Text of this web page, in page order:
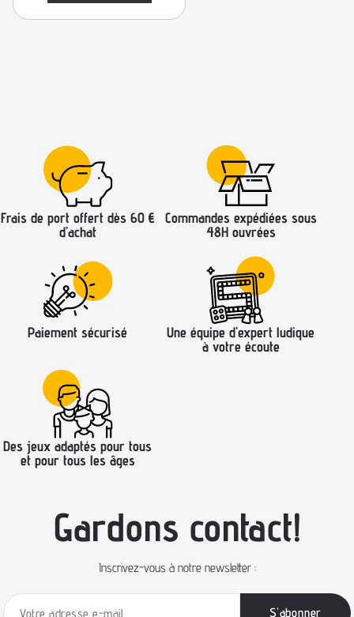
Frais de port offert dès 60 €
d’achat
Commandes expédiées sous
48H ouvrées
Paiement sécurisé
Une équipe d’expert ludique
à votre écoute
Des jeux adaptés pour tous
et pour tous les âges
Gardons contact!
Inscrivez-vous à notre newsletter :